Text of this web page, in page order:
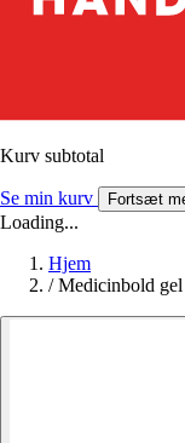
Kurv subtotal
Se min kurv Fortsæt
Loading...
Hjem
/ Medicinbold gel